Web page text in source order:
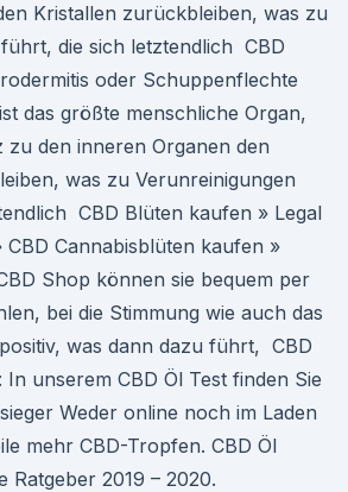
Kristallen zurückbleiben, was zu
die sich letztendlich CBD
oder Schuppenflechte
das größte menschliche Organ,
zu den inneren Organen den
was zu Verunreinigungen
CBD Blüten kaufen » Legal
CBD Cannabisblüten kaufen »
Shop können sie bequem per
bei die Stimmung wie auch das
was dann dazu führt, CBD
unserem CBD Öl Test finden Sie
Weder online noch im Laden
mehr CBD-Tropfen. CBD Öl
Ratgeber 2019 – 2020.